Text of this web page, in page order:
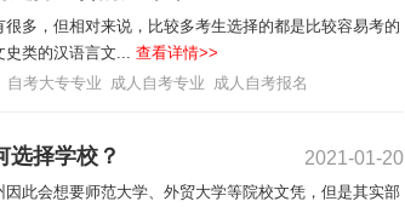
很多，但相对来说，比较多考生选择的都是比较容易考的
类的汉语言文... 查看详情>>
自考大专专业 成人自考专业 成人自考报名
选择学校？ 2021-01-20
因此会想要师范大学、外贸大学等院校文凭，但是其实部